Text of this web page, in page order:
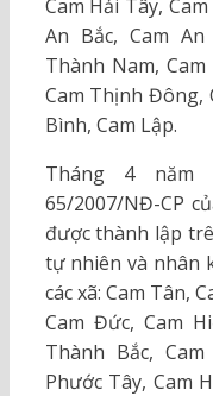
Cam Hải Tây,
An Bắc, Cam
Thành Nam,
Cam Thịnh Đông,
Bình, Cam Lập.
Tháng 4 năm
65/2007/NĐ-CP
được thành lập
tự nhiên và nhân
các xã: Cam Tân,
Cam Đức, Cam
Thành Bắc,
Phước Tây, Cam